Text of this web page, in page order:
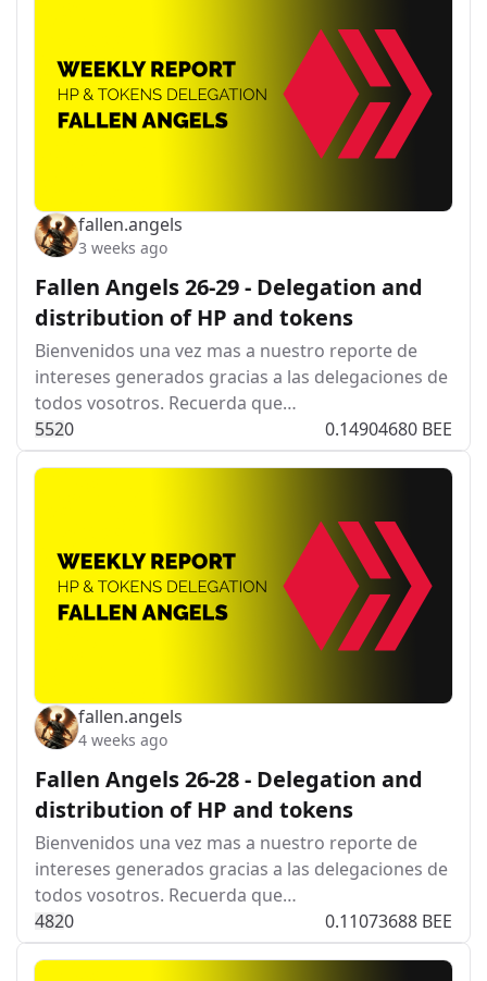
fallen.angels
3 weeks ago
Fallen Angels 26-29 - Delegation and
distribution of HP and tokens
Bienvenidos una vez mas a nuestro reporte de
intereses generados gracias a las delegaciones de
todos vosotros. Recuerda que…
5520 0.14904680 BEE
fallen.angels
4 weeks ago
Fallen Angels 26-28 - Delegation and
distribution of HP and tokens
Bienvenidos una vez mas a nuestro reporte de
intereses generados gracias a las delegaciones de
todos vosotros. Recuerda que…
4820 0.11073688 BEE